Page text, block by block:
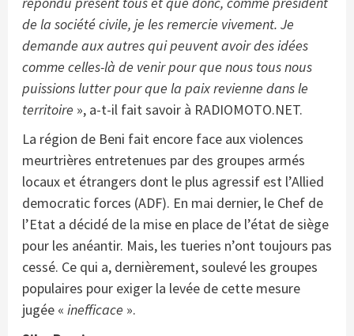
de la société civile, je les remercie vivement. Je
demande aux autres qui peuvent avoir des idées
comme celles-là de venir pour que nous tous nous
puissions lutter pour que la paix revienne dans le
territoire », a-t-il fait savoir à RADIOMOTO.NET.
La région de Beni fait encore face aux violences
meurtrières entretenues par des groupes armés
locaux et étrangers dont le plus agressif est l’Allied
democratic forces (ADF). En mai dernier, le Chef de
l’Etat a décidé de la mise en place de l’état de siège
pour les anéantir. Mais, les tueries n’ont toujours pas
cessé. Ce qui a, dernièrement, soulevé les groupes
populaires pour exiger la levée de cette mesure
jugée « inefficace ».